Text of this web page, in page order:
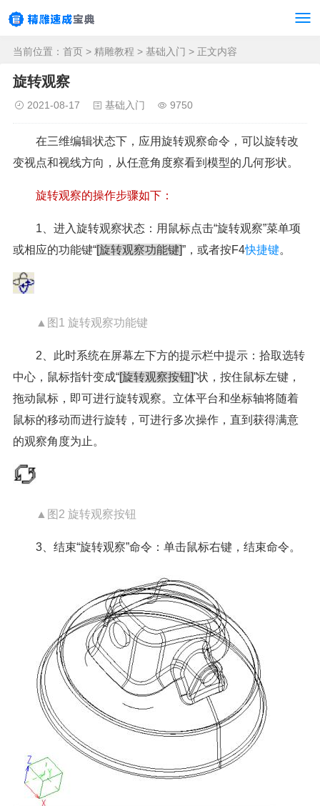
当前位置： 首页 > 精雕教程 > 基础入门 > 正文内容
旋转观察
2021-08-17 基础入门 9750
在三维编辑状态下，应用旋转观察命令，可以旋转改
变视点和视线方向，从任意角度察看到模型的几何形状。
旋转观察的操作步骤如下：
1、进入旋转观察状态：用鼠标点击“旋转观察”菜单项
或相应的功能键“[旋转观察功能键]”，或者按F4快捷键。
▲图1 旋转观察功能键
2、此时系统在屏幕左下方的提示栏中提示：拾取选转
中心，鼠标指针变成“[旋转观察按钮]”状，按住鼠标左键，
拖动鼠标，即可进行旋转观察。立体平台和坐标轴将随着
鼠标的移动而进行旋转，可进行多次操作，直到获得满意
的观察角度为止。
▲图2 旋转观察按钮
3、结束“旋转观察”命令：单击鼠标右键，结束命令。